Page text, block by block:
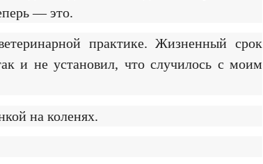
— это.
практике. Жизненный срок
и не установил, что случилось с моим
на коленях.